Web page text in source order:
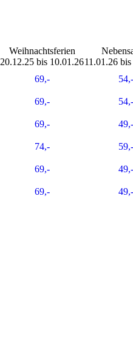
Weihnachtsferien
20.12.25 bis 10.01.2611.01.26
69,-
54,-
69,- 54,-
69,- 49,-
74,- 59,-
69,- 49,-
69,- 49,-